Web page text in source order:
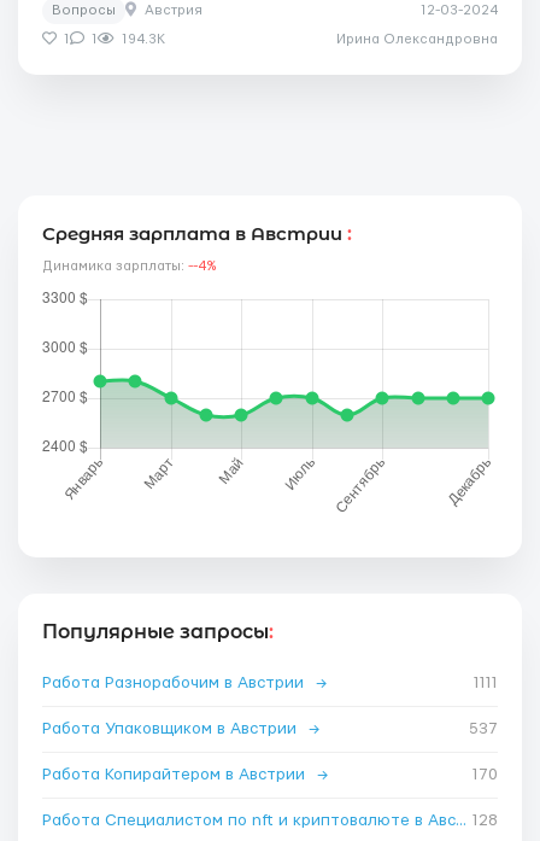
Вопросы Австрия 12-03-2024
194.3K Ирина Олександровна
Средняя зарплата в Австрии :
Динамика зарплаты: --4%
Популярные запросы:
Работа Разнорабочим в Австрии → 1111
Работа Упаковщиком в Австрии → 537
Работа Копирайтером в Австрии → 170
Работа Специалистом по nft и криптовалюте в Австрии 128